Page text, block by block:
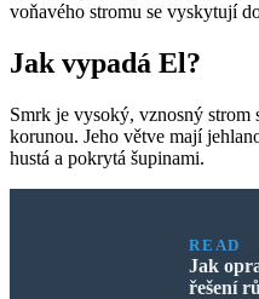
voňavého stromu se vyskytují
Jak vypadá El?
Smrk je vysoký, vznosný strom
korunou. Jeho větve mají
hustá a pokrytá šupinami.
READ
Jak
řešení